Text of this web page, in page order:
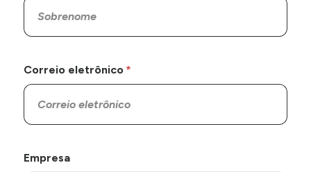
Correio eletrônico
Empresa